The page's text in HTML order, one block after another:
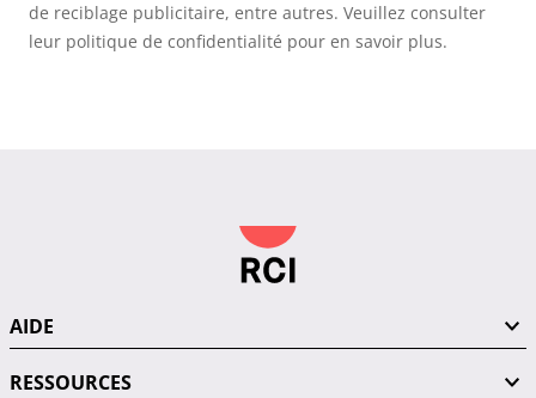
de reciblage publicitaire, entre autres. Veuillez consulter
leur politique de confidentialité pour en savoir plus.
AIDE
RESSOURCES